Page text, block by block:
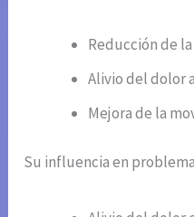
Reducción de
Alivio del dolor
Mejora de la
Su influencia en